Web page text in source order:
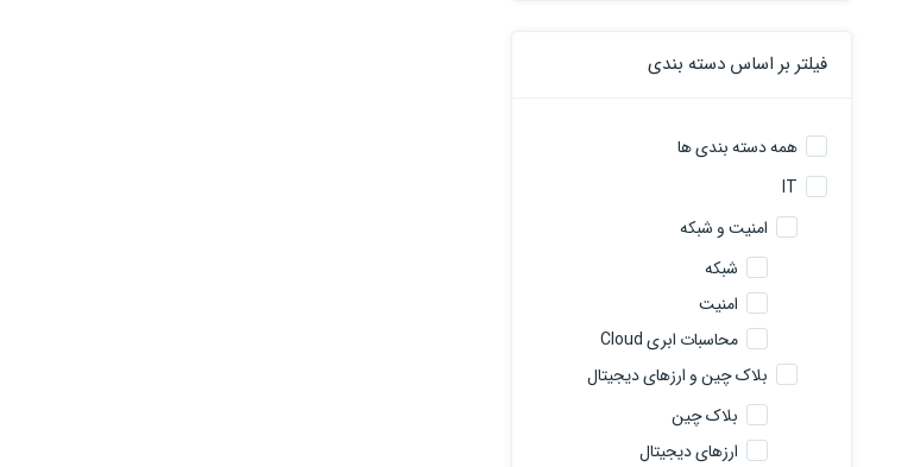
فیلتر بر اساس دسته بندی
همه دسته بندی ها
IT
امنیت و شبکه
شبکه
امنیت
محاسبات ابری Cloud
بلاک چین و ارزهای دیجیتال
بلاک چین
ارزهای دیجیتال